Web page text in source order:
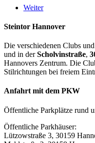
Weiter
Steintor Hannover
Die verschiedenen Clubs
und in derScholvinstraße,
Hannovers Zentrum. Die
Stilrichtungen bei freiem
Anfahrt mit dem PKW
Öffentliche Parkplätze rund
Öffentliche Parkhäuser:
Lützowstraße 3, 30159